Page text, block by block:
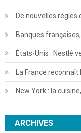
De nouvelles règles
Banques
États-Unis : Nestlé
La France
New York : la
ARCHIVES